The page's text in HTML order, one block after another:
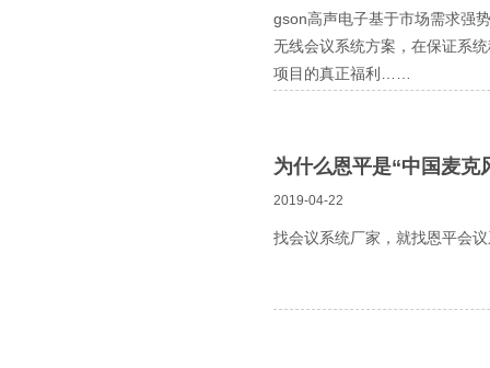
gson高声电子基于市场需求强
无线会议系统方案，在保证系
项目的真正福利……
为什么恩平是“中国麦克
2019-04-22
找会议系统厂家，就找恩平会